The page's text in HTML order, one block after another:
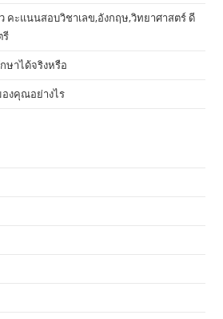
คะแนนสอบวิชาเลข,อังกฤษ,วิทยาศาสตร์ ดี
รี
ษาได้จริงหรือ
งคุณอย่างไร